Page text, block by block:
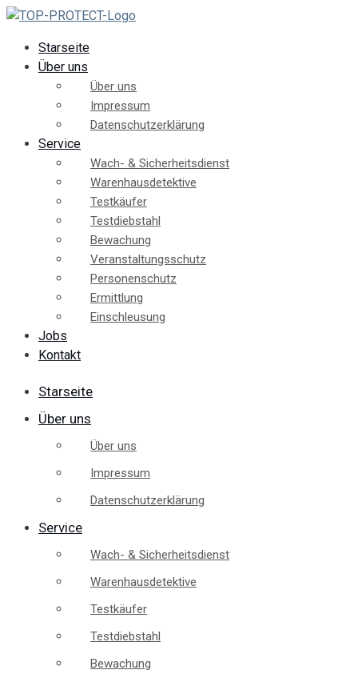
Starseite
Über uns
Über uns
Impressum
Datenschutzerklärung
Service
Wach- & Sicherheitsdienst
Warenhausdetektive
Testkäufer
Testdiebstahl
Bewachung
Veranstaltungsschutz
Personenschutz
Ermittlung
Einschleusung
Jobs
Kontakt
Starseite
Über uns
Über uns
Impressum
Datenschutzerklärung
Service
Wach- & Sicherheitsdienst
Warenhausdetektive
Testkäufer
Testdiebstahl
Bewachung